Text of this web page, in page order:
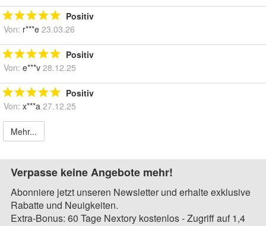
Positiv
Von: r***e 23.03.26
Positiv
Von: e***v 28.12.25
Positiv
Von: x***a 27.12.25
Mehr...
Verpasse keine Angebote mehr!
Abonniere jetzt unseren Newsletter und erhalte exklusive
Rabatte und Neuigkeiten.
Extra-Bonus: 60 Tage Nextory kostenlos - Zugriff auf 1,4